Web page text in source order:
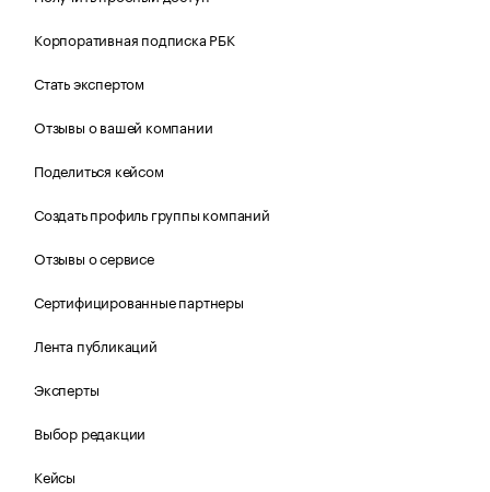
Корпоративная подписка РБК
Стать экспертом
Отзывы о вашей компании
Поделиться кейсом
Создать профиль группы компаний
Отзывы о сервисе
Сертифицированные партнеры
Лента публикаций
Эксперты
Выбор редакции
Кейсы